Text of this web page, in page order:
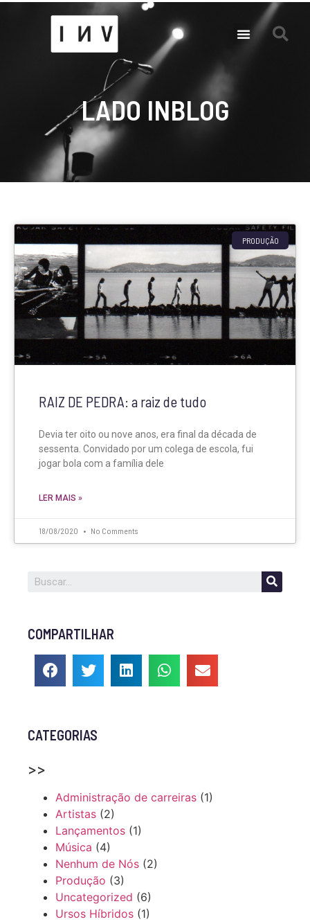
LADO INBLOG
PRODUÇÃO
RAIZ DE PEDRA: a raiz de tudo
Devia ter oito ou nove anos, era final da década de
sessenta. Convidado por um colega de escola, fui
jogar bola com a família dele
LER MAIS »
18/08/2020 No Comments
COMPARTILHAR
CATEGORIAS
>>
Administração de carreiras (1)
Artistas (2)
Lançamentos (1)
Música (4)
Nenhum de Nós (2)
Produção (3)
Uncategorized (6)
Ursos Híbridos (1)